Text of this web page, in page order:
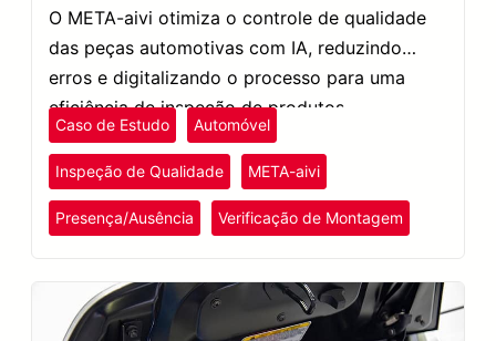
O META-aivi otimiza o controle de qualidade
das peças automotivas com IA, reduzindo
erros e digitalizando o processo para uma
eficiência de inspeção de produtos
incomparável.
Caso de Estudo Automóvel
Inspeção de Qualidade META-aivi
Presença/Ausência Verificação de Montagem